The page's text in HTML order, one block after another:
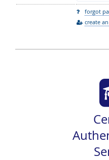
forgot
create